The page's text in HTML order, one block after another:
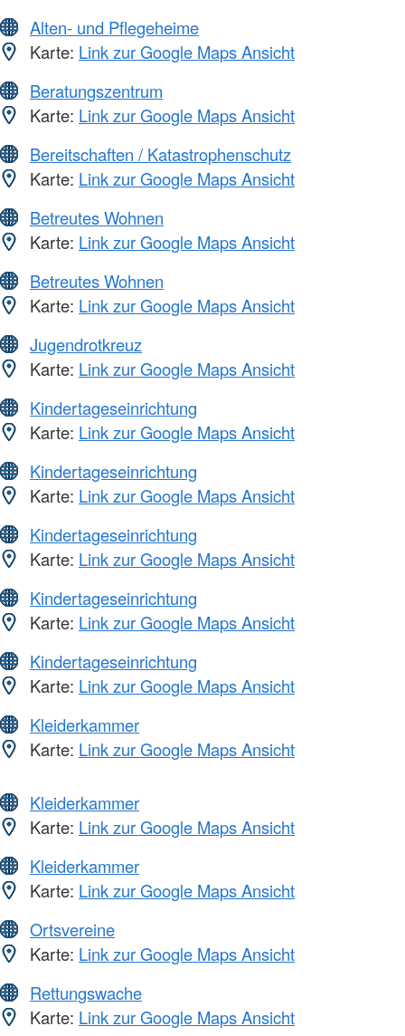
Alten- und Pflegeheime
Karte: Link zur Google Maps Ansicht
Beratungszentrum
Karte: Link zur Google Maps Ansicht
Bereitschaften / Katastrophenschutz
Karte: Link zur Google Maps Ansicht
Betreutes Wohnen
Karte: Link zur Google Maps Ansicht
Betreutes Wohnen
Karte: Link zur Google Maps Ansicht
Jugendrotkreuz
Karte: Link zur Google Maps Ansicht
Kindertageseinrichtung
Karte: Link zur Google Maps Ansicht
Kindertageseinrichtung
Karte: Link zur Google Maps Ansicht
Kindertageseinrichtung
Karte: Link zur Google Maps Ansicht
Kindertageseinrichtung
Karte: Link zur Google Maps Ansicht
Kindertageseinrichtung
Karte: Link zur Google Maps Ansicht
Kleiderkammer
Karte: Link zur Google Maps Ansicht
Kleiderkammer
Karte: Link zur Google Maps Ansicht
Kleiderkammer
Karte: Link zur Google Maps Ansicht
Ortsvereine
Karte: Link zur Google Maps Ansicht
Rettungswache
Karte: Link zur Google Maps Ansicht